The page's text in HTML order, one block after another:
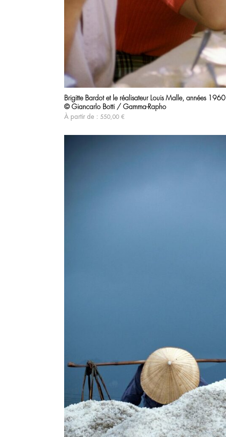
Brigitte Bardot et le réalisateur Louis Malle, années 1960.
© Giancarlo Botti / Gamma-Rapho
À partir de : 550,00 €